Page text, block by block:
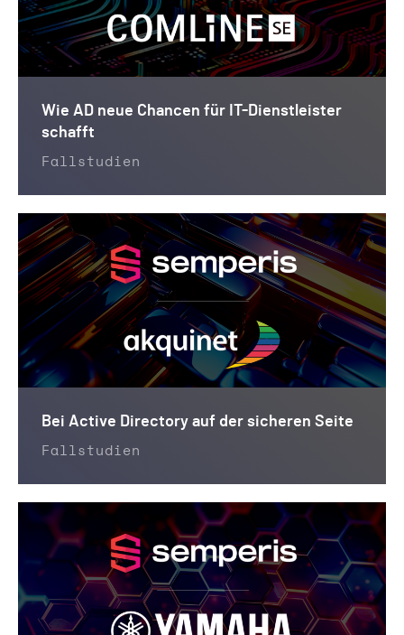
Wie AD neue Chancen für IT-Dienstleister
schafft
Fallstudien
Bei Active Directory auf der sicheren Seite
Fallstudien